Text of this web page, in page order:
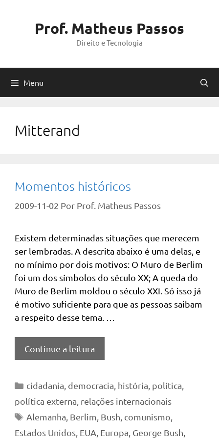
Prof. Matheus Passos
Direito e Tecnologia
Menu
Mitterand
Momentos históricos
2009-11-02 Por Prof. Matheus Passos
Existem determinadas situações que merecem
ser lembradas. A descrita abaixo é uma delas, e
no mínimo por dois motivos: O Muro de Berlim
foi um dos símbolos do século XX; A queda do
Muro de Berlim moldou o século XXI. Só isso já
é motivo suficiente para que as pessoas saibam
a respeito desse tema. …
Continue a leitura
Categorias
cidadania democracia história política
política externa relações internacionais
Tags
Alemanha Berlim Bush comunismo
Estados Unidos EUA Europa George Bush